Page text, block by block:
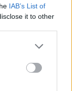
IAB’s List of
it to other
more Google
may click to
party tags to
below Google